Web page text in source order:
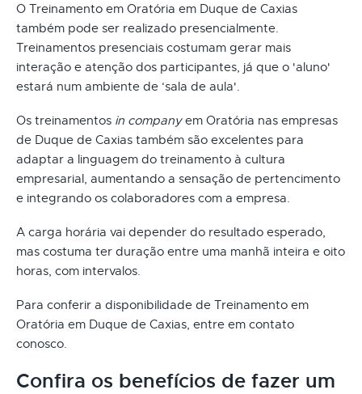
O Treinamento em Oratória em Duque de Caxias
também pode ser realizado presencialmente.
Treinamentos presenciais costumam gerar mais
interação e atenção dos participantes, já que o 'aluno'
estará num ambiente de ‘sala de aula'.
Os treinamentos in companyem Oratória nas empresas
de Duque de Caxias também são excelentes para
adaptar a linguagem do treinamento à cultura
empresarial, aumentando a sensação de pertencimento
e integrando os colaboradores com a empresa.
A carga horária vai depender do resultado esperado,
mas costuma ter duração entre uma manhã inteira e oito
horas, com intervalos.
Para conferir a disponibilidade de Treinamento em
Oratória em Duque de Caxias, entre em contato
conosco.
Confira os benefícios de fazer um